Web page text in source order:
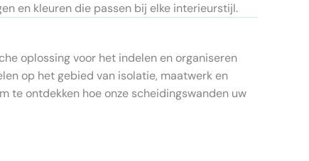
en kleuren die passen bij elke interieurstijl.
oplossing voor het indelen en organiseren
op het gebied van isolatie, maatwerk en
te ontdekken hoe onze scheidingswanden uw